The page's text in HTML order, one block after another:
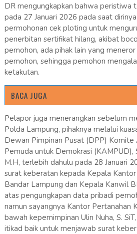
DR mengungkapkan bahwa peristiwa
pada 27 Januari 2026 pada saat
permohonan cek ploting untuk
penerbitan sertifikat hilang, akibat
pemohon, ada pihak lain yang
pemohon, sehingga pemohon
ketakutan.
BACA JUGA
Pelapor juga menerangkan sebelum
Polda Lampung, pihaknya melalui
Dewan Pimpinan Pusat (DPP) Komite
Pemuda untuk Demokrasi (KAMPUD),
M.H, terlebih dahulu pada 28 Januari
surat keberatan kepada Kepala
Bandar Lampung dan Kepala Kanwil
atas pengungkapan data pribadi
namun sayangnya Kantor Pertanahan
bawah kepemimpinan Ulin Nuha, S.
itikad baik untuk menjawab surat